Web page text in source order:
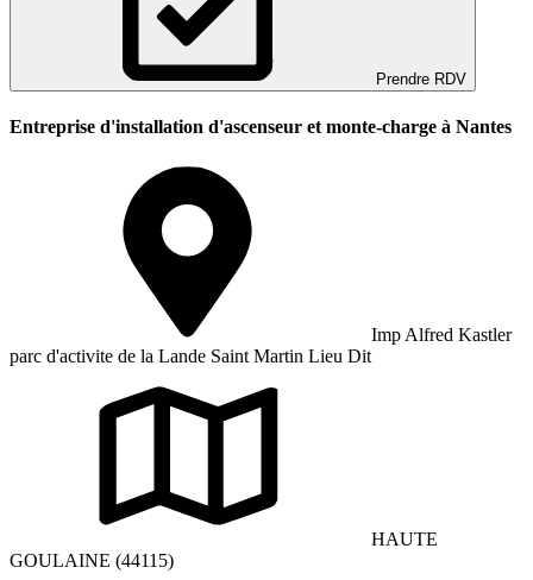
Prendre RDV
Entreprise d'installation d'ascenseur et monte-charge à Nantes
Imp Alfred Kastler
parc d'activite de la Lande Saint Martin Lieu Dit
HAUTE
GOULAINE (44115)